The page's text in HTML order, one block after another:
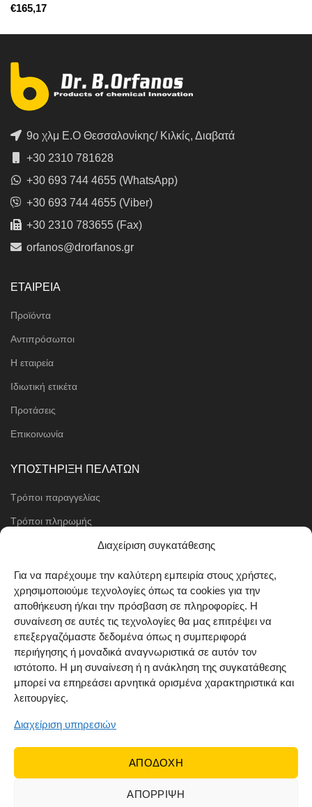
Διαχείριση συγκατάθεσης
Για να παρέχουμε την καλύτερη εμπειρία στους χρήστες,
χρησιμοποιούμε τεχνολογίες όπως τα cookies για την
αποθήκευση ή/και την πρόσβαση σε πληροφορίες. Η
συναίνεση σε αυτές τις τεχνολογίες θα μας επιτρέψει να
επεξεργαζόμαστε δεδομένα όπως η συμπεριφορά
περιήγησης ή μοναδικά αναγνωριστικά σε αυτόν τον
ιστότοπο. Η μη συναίνεση ή η ανάκληση της συγκατάθεσης
μπορεί να επηρεάσει αρνητικά ορισμένα χαρακτηριστικά και
λειτουργίες.
Διαχείριση υπηρεσιών
ΑΠΟΔΟΧΗ
ΑΠΟΡΡΙΨΗ
€
9ο χλμ Ε.Ο Θεσσαλονίκης/ Κιλκίς, Διαβατά
+30 2310 781628
+30 693 744 4655 (WhatsApp)
+30 693 744 4655 (Viber)
+30 2310 783655 (Fax)
orfanos@drorfanos.gr
ΕΤΑΙΡΕΙΑ
Προϊόντα
Αντιπρόσωποι
Η εταιρεία
Ιδιωτική ετικέτα
Προτάσεις
Επικοινωνία
ΥΠΟΣΤΗΡΙΞΗ ΠΕΛΑΤΩΝ
Τρόποι παραγγελίας
Τρόποι πληρωμής
Μέθοδοι αποστολής
Όροι χρήσης
Cookie Policy (EU)
ΑΚΟΛΟΥΘΗΣΤΕ ΜΑΣ
Web development